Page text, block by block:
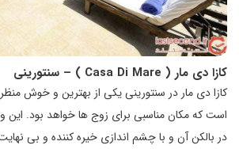
کازا دی مار ( Casa Di Mare ) – سنتورینی
کازا دی مار در سنتورینی یکی از بهترین و خوش
است که مکان مناسبی برای زوج ها خواهد بود. این
در بالکن آن و با چشم اندازی خیره کننده و بی نهایت